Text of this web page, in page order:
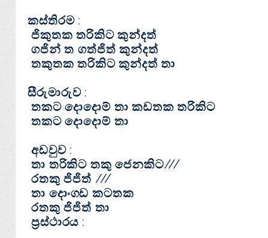
කස්‌තිරම :
ජිකුතක තරිකිට කුන්දත්
ගජින් ත ගත්ජිත් කුන්දත්
තකුතක තරිකිට කුන්දත් තා
සීරුමාරුව :
තකට දොදොම් තා කඩතක තරිකිට
තකට දොදොම් තා
අඩවුව :
තා තරිකිට තකු ජෙනකිට///
රතකු ජිජිත් ///
තා දොංගඩ කටතක
රතකු ජිජිත් තා
ප්‍රස්‌ථාරය :